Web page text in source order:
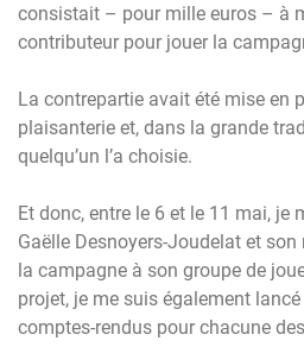
consistait – pour mille euros – à
contributeur pour jouer la
La contrepartie avait été mise en
plaisanterie et, dans la grande
quelqu’un l’a choisie.
Et donc, entre le 6 et le 11 mai, je
Gaëlle Desnoyers-Joudelat et
la campagne à son groupe de
projet, je me suis également
comptes-rendus pour chacune